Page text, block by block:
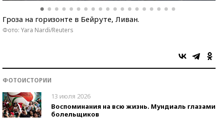
Гроза на горизонте в Бейруте, Ливан.
Фото: Yara Nardi/Reuters
ФОТОИСТОРИИ
13 июля 2026
Воспоминания на всю жизнь. Мундиаль глазами
болельщиков